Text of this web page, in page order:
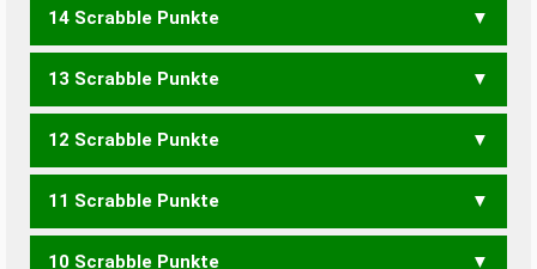
14 Scrabble Punkte
PICHEST PIETSCH
13 Scrabble Punkte
EPISCH PICHET PICHST
12 Scrabble Punkte
CHIPS PECHS PICHE PICHT
11 Scrabble Punkte
10 Scrabble Punkte